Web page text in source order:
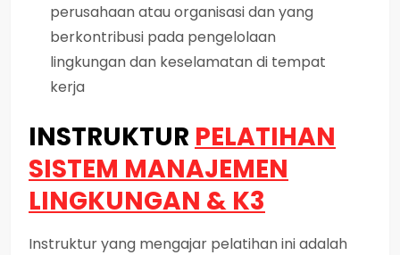
perusahaan atau organisasi dan yang
berkontribusi pada pengelolaan
lingkungan dan keselamatan di tempat
kerja
INSTRUKTUR PELATIHAN
SISTEM MANAJEMEN
LINGKUNGAN & K3
Instruktur yang mengajar pelatihan ini adalah